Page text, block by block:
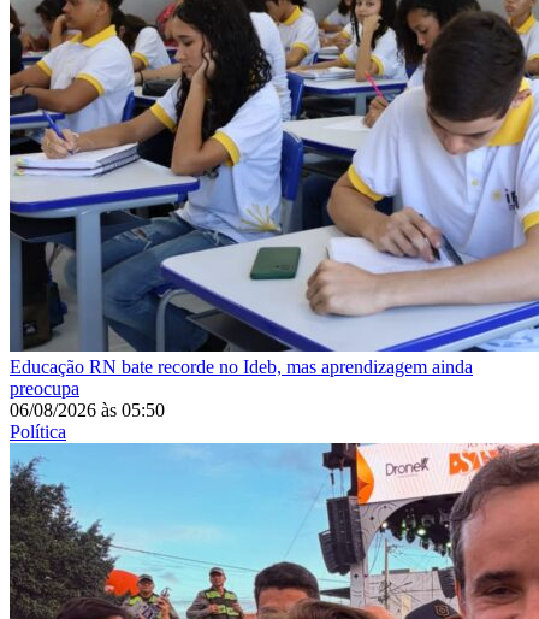
Educação RN bate recorde no Ideb, mas aprendizagem ainda
preocupa
06/08/2026 às 05:50
Política